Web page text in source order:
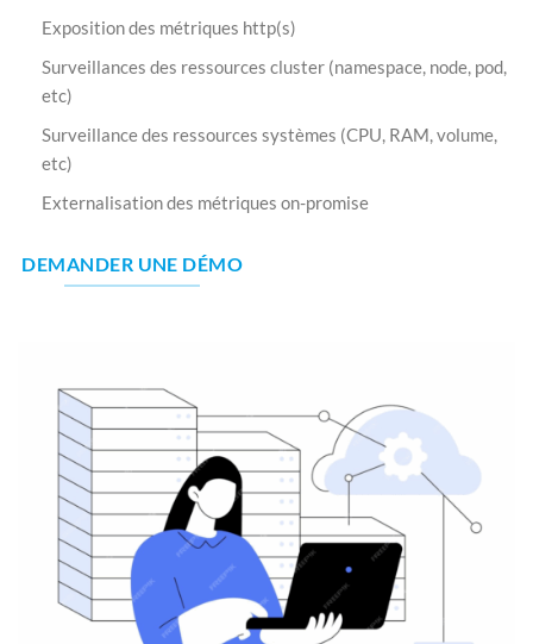
Exposition des métriques http(s)
Surveillances des ressources cluster (namespace, node, pod,
etc)
Surveillance des ressources systèmes (CPU, RAM, volume,
etc)
Externalisation des métriques on-promise
DEMANDER UNE DÉMO